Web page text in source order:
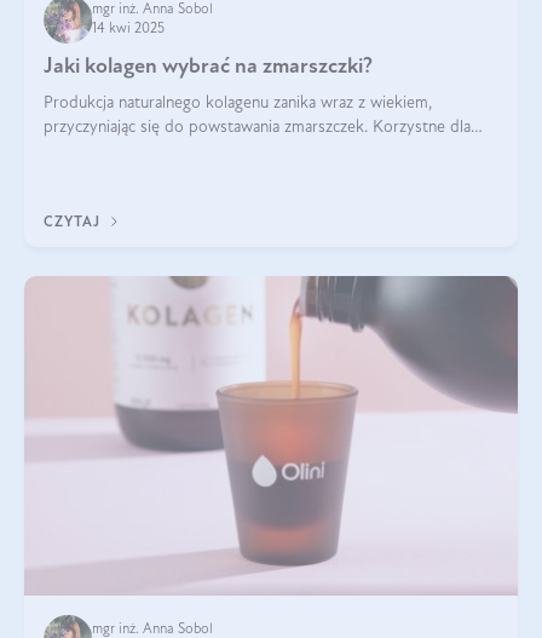
mgr inż. Anna Sobol
14 kwi 2025
Jaki kolagen wybrać na zmarszczki?
Produkcja naturalnego kolagenu zanika wraz z wiekiem,
przyczyniając się do powstawania zmarszczek. Korzystne dla
CZYTAJ
mgr inż. Anna Sobol